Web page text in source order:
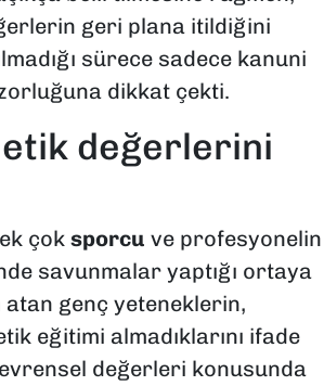
geri plana itildiğini
sürece sadece kanuni
dikkat çekti.
etik değerlerini
çok sporcu ve profesyonelin
savunmalar yaptığı ortaya
atan genç yeteneklerin,
eğitimi almadıklarını ifade
değerleri konusunda